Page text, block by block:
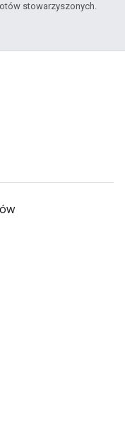
stowarzyszonych.